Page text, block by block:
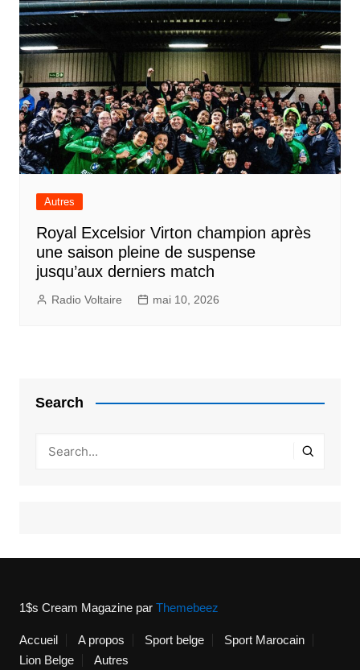
Autres
Royal Excelsior Virton champion après
une saison pleine de suspense
jusqu’aux derniers match
Radio Voltaire mai 10, 2026
Search
1$s Cream Magazinepar Themebeez
Accueil A propos Sport belge
Sport Marocain
Lion Belge
Autres